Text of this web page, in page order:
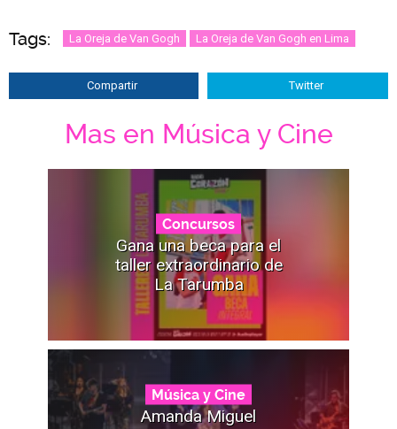
Tags: La Oreja de Van Gogh La Oreja de Van Gogh en Lima
Compartir Twitter
Mas en Música y Cine
Concursos
Gana una beca para el
taller extraordinario de
La Tarumba
Música y Cine
Amanda Miguel